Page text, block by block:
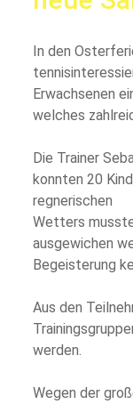
In den
Erwachsenen
welches
Die Trainer
konnten 20
regnerischen
Wetters
ausgewichen
Begeisterung
Aus den
werden.
Wegen der